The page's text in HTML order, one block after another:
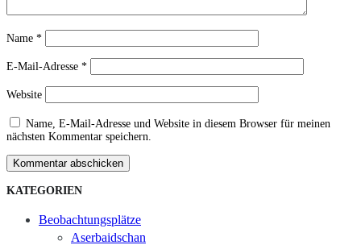
Name *
E-Mail-Adresse *
Website
Name, E-Mail-Adresse und Website in diesem Browser für meinen
nächsten Kommentar speichern.
Kommentar abschicken
KATEGORIEN
Beobachtungsplätze
Aserbaidschan